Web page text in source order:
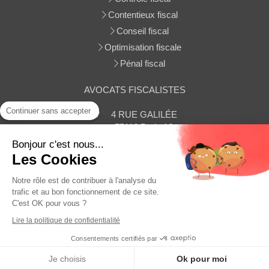
Appeler Localisation
Contentieux fiscal
Conseil fiscal
Optimisation fiscale
Pénal fiscal
AVOCATS FISCALISTES
4 RUE GALILÉE
75116 Paris 16
Afficher le téléphone
Mentions légales
Continuer sans accepter
Bonjour c'est nous...
Les Cookies
Notre rôle est de contribuer à l'analyse du
trafic et au bon fonctionnement de ce site.
C'est OK pour vous ?
Lire la politique de confidentialité
Consentements certifiés par
Je choisis Ok pour moi